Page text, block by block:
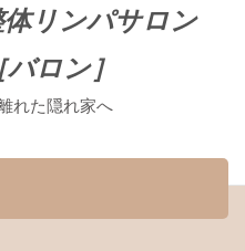
リンパサロン
ロン］
れた隠れ家へ